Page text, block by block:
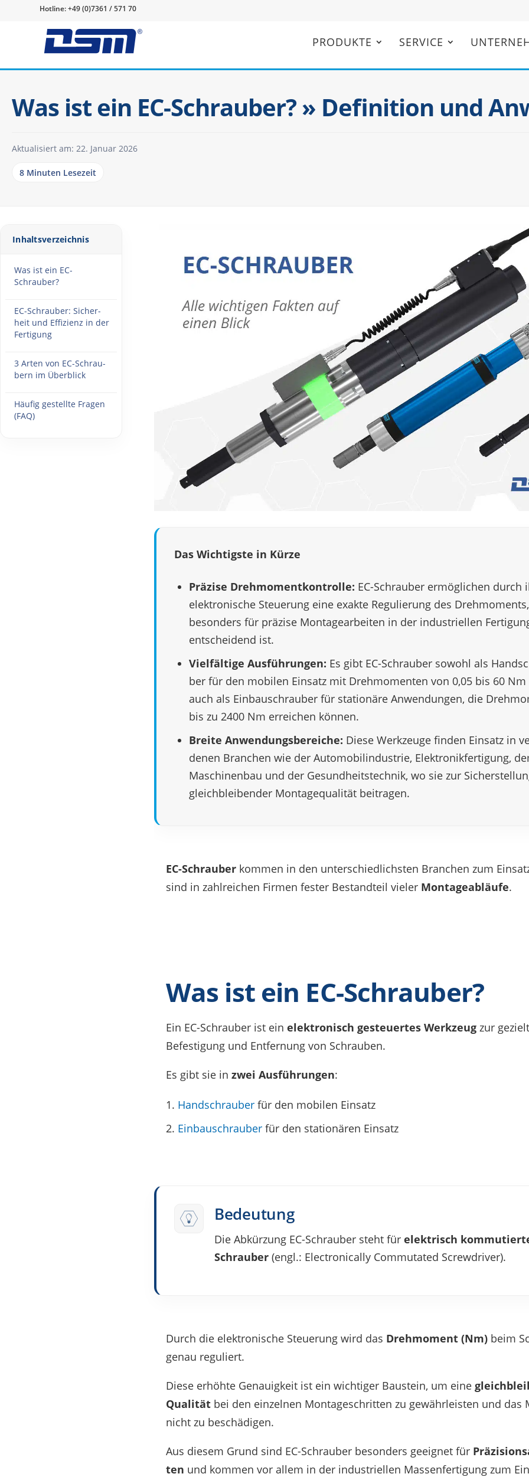
Hotline:+49 (0)7361 / 571 70
PRODUKTE SERVICE
Was ist ein EC-Schrau­ber? » Defi­ni­tion und
Aktualisiert am: 22. Januar 2026
8 Minuten Lesezeit
Inhalts­ver­zeich­nis
Was ist ein EC-
Schrauber?
EC-Schrau­ber: Sicher­
heit und Effi­zi­enz in der
Fertigung
3 Arten von EC-Schrau­
bern im Überblick
Häufig gestellte Fragen
(FAQ)
Das Wich­tigste in Kürze
Präzise Dreh­mo­ment­kon­trolle: EC-Schrau­ber ermög­li­chen durch
elek­tro­ni­sche Steue­rung eine exakte Regu­lie­rung des
beson­ders für präzise Monta­ge­ar­bei­ten in der indus­tri­el­len
entschei­dend ist.
Viel­fäl­tige Ausfüh­run­gen: Es gibt EC-Schrau­ber sowohl als
ber für den mobi­len Einsatz mit Dreh­mo­men­ten von 0,05 bis 60 Nm
auch als Einbau­schrau­ber für statio­näre Anwen­dun­gen, die
bis zu 2400 Nm errei­chen können.
Breite Anwen­dungs­be­rei­che: Diese Werk­zeuge finden Einsatz in
de­nen Bran­chen wie der Auto­mo­bil­in­dus­trie, Elek­tronik­fer­ti­gung,
Maschi­nen­bau und der Gesund­heits­tech­nik, wo sie zur
gleich­blei­ben­der Monta­ge­qua­li­tät beitragen.
EC-Schrau­berkommen in den unter­schied­lichs­ten Bran­chen zum
sind in zahl­rei­chen Firmen fester Bestand­teil vieler Monta­ge­ab­läufe.
Was ist ein EC-Schrauber?
Ein EC-Schrau­ber ist ein elek­tro­nisch gesteu­er­tes Werk­zeugzur
Befes­ti­gung und Entfer­nung von Schrauben.
Es gibt sie in zwei Ausfüh­run­gen:
Hand­schrau­berfür den mobi­len Einsatz
Einbau­schrau­berfür den statio­nä­ren Einsatz
Bedeu­tung
Die Abkür­zung EC-Schrau­ber steht für elek­trisch
Schrau­ber(engl.: Elec­tro­ni­cally Commu­ta­ted Screwdriver).
Durch die elek­tro­ni­sche Steue­rung wird das Dreh­mo­ment (Nm)beim
genau reguliert.
Diese erhöhte Genau­ig­keit ist ein wich­ti­ger Baustein, um eine
Quali­tätbei den einzel­nen Monta­ge­schrit­ten zu gewähr­leis­ten und das
nicht zu beschädigen.
Aus diesem Grund sind EC-Schrau­ber beson­ders geeig­net für
ten und kommen vor allem in der indus­tri­el­len Massen­fer­ti­gung zum